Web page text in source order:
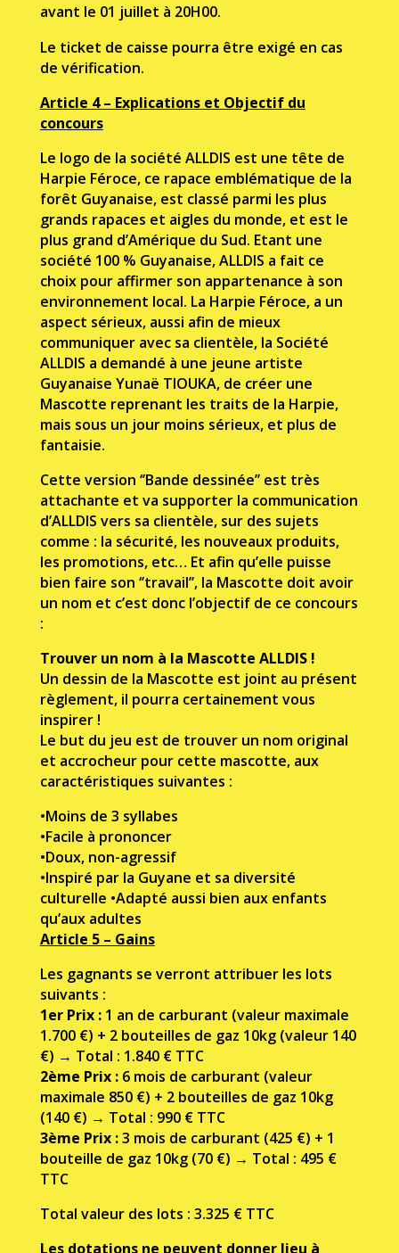
avant le 01 juillet à 20H00.
Le ticket de caisse pourra être exigé en cas
de vérification.
Article 4 – Explications et Objectif du
concours
Le logo de la société ALLDIS est une tête de
Harpie Féroce, ce rapace emblématique de la
forêt Guyanaise, est classé parmi les plus
grands rapaces et aigles du monde, et est le
plus grand d’Amérique du Sud. Etant une
société 100 % Guyanaise, ALLDIS a fait ce
choix pour affirmer son appartenance à son
environnement local. La Harpie Féroce, a un
aspect sérieux, aussi afin de mieux
communiquer avec sa clientèle, la Société
ALLDIS a demandé à une jeune artiste
Guyanaise Yunaë TIOUKA, de créer une
Mascotte reprenant les traits de la Harpie,
mais sous un jour moins sérieux, et plus de
fantaisie.
Cette version ‘’Bande dessinée’’ est très
attachante et va supporter la communication
d’ALLDIS vers sa clientèle, sur des sujets
comme : la sécurité, les nouveaux produits,
les promotions, etc… Et afin qu’elle puisse
bien faire son ‘’travail’’, la Mascotte doit avoir
un nom et c’est donc l’objectif de ce concours
:
Trouver un nom à la Mascotte ALLDIS !
Un dessin de la Mascotte est joint au présent
règlement, il pourra certainement vous
inspirer !
Le but du jeu est de trouver un nom original
et accrocheur pour cette mascotte, aux
caractéristiques suivantes :
•Moins de 3 syllabes
•Facile à prononcer
•Doux, non-agressif
•Inspiré par la Guyane et sa diversité
culturelle •Adapté aussi bien aux enfants
qu’aux adultes
Article 5 – Gains
Les gagnants se verront attribuer les lots
suivants :
1er Prix :1 an de carburant (valeur maximale
1.700 €) + 2 bouteilles de gaz 10kg (valeur 140
€) → Total : 1.840 € TTC
2ème Prix :6 mois de carburant (valeur
maximale 850 €) + 2 bouteilles de gaz 10kg
(140 €) → Total : 990 € TTC
3ème Prix :3 mois de carburant (425 €) + 1
bouteille de gaz 10kg (70 €) → Total : 495 €
TTC
Total valeur des lots : 3.325 € TTC
Les dotations ne peuvent donner lieu à